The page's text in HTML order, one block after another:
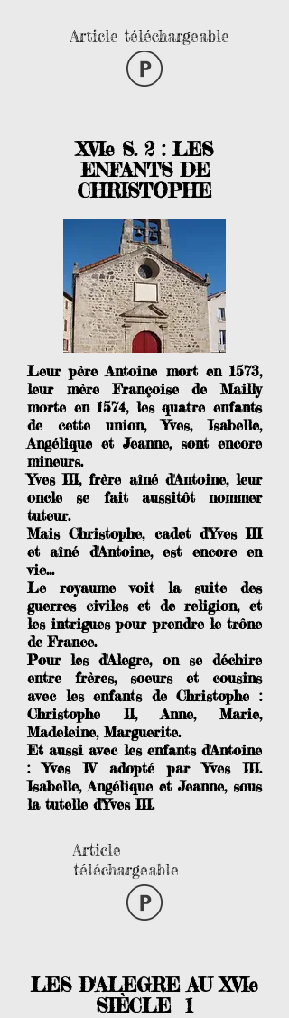
Article téléchargeable
XVIe S. 2 : LES
ENFANTS DE
CHRISTOPHE
Leur père Antoine mort en 1573,
leur mère Françoise de Mailly
morte en 1574, les quatre enfants
de cette union, Yves, Isabelle,
Angélique et Jeanne, sont encore
mineurs.
Yves III, frère aîné d'Antoine, leur
oncle se fait aussitôt nommer
tuteur.
Mais Christophe, cadet d'Yves III
et aîné d'Antoine, est encore en
vie...
Le royaume voit la suite des
guerres civiles et de religion, et
les intrigues pour prendre le trône
de France.
Pour les d'Alegre, on se déchire
entre frères, soeurs et cousins
avec les enfants de Christophe :
Christophe II, Anne, Marie,
Madeleine, Marguerite.
Et aussi avec les enfants d'Antoine
: Yves IV adopté par Yves III.
Isabelle, Angélique et Jeanne, sous
la tutelle d'Yves III.
Article
téléchargeable
LES D'ALEGRE AU XVIe
SIÈCLE 1